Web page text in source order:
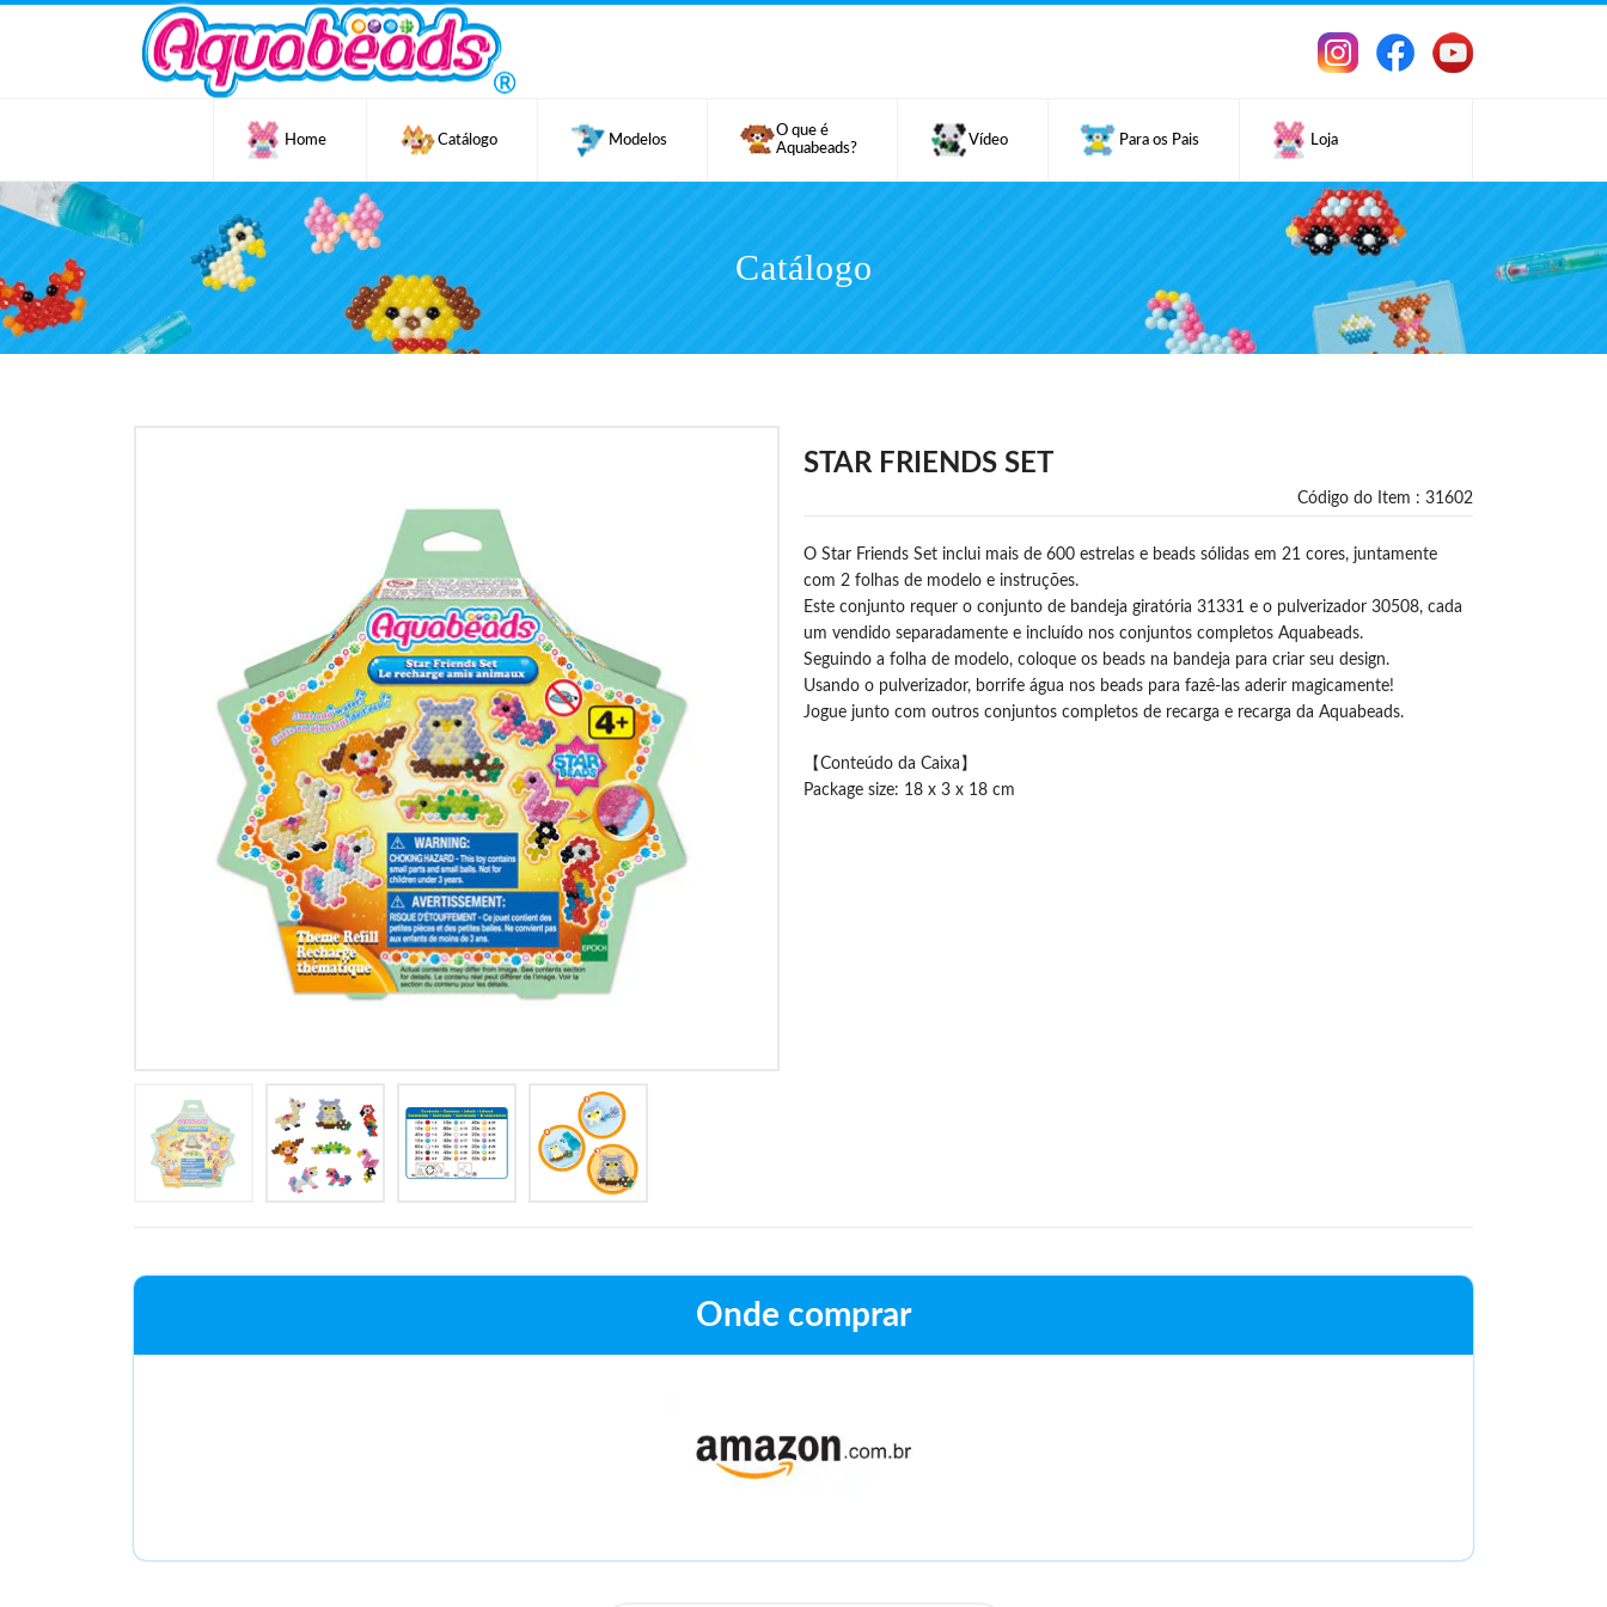
Home Catálogo Modelos
O que é
Aquabeads?
Vídeo Para os Pais Loja
Catálogo
STAR FRIENDS SET
Código do Item : 31602
O Star Friends Set inclui mais de 600 estrelas e beads sólidas em 21 cores, juntamente
com 2 folhas de modelo e instruções.
Este conjunto requer o conjunto de bandeja giratória 31331 e o pulverizador 30508, cada
um vendido separadamente e incluído nos conjuntos completos Aquabeads.
Seguindo a folha de modelo, coloque os beads na bandeja para criar seu design.
Usando o pulverizador, borrife água nos beads para fazê-las aderir magicamente!
Jogue junto com outros conjuntos completos de recarga e recarga da Aquabeads.
【Conteúdo da Caixa】
Package size: 18 x 3 x 18 cm
Onde comprar